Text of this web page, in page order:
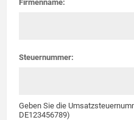
Firmenname:
Steuernummer:
Geben Sie die
DE123456789)